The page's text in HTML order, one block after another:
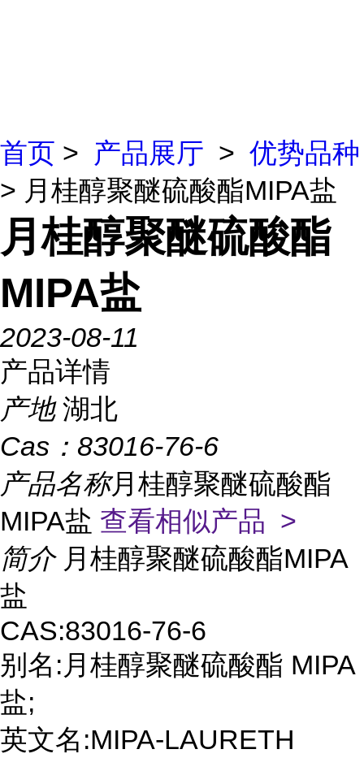
首页 > 产品展厅 > 优势品种
> 月桂醇聚醚硫酸酯MIPA盐
月桂醇聚醚硫酸酯
MIPA盐
2023-08-11
产品详情
产地 湖北
Cas： 83016-76-6
产品名称月桂醇聚醚硫酸酯
MIPA盐 查看相似产品 >
简介 月桂醇聚醚硫酸酯MIPA
盐
CAS:83016-76-6
别名:月桂醇聚醚硫酸酯 MIPA
盐;
英文名:MIPA-LAURETH